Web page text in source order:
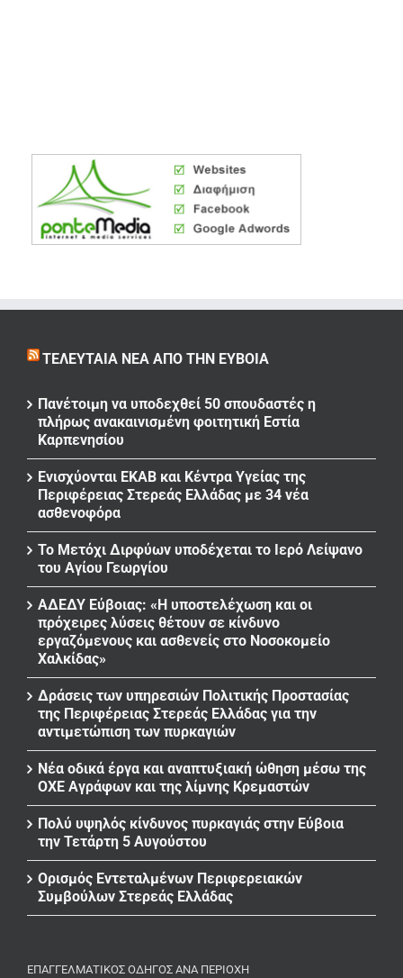
ΤΕΛΕΥΤΑΊΑ ΝΈΑ ΑΠΌ ΤΗΝ ΕΎΒΟΙΑ
Πανέτοιμη να υποδεχθεί 50 σπουδαστές η
πλήρως ανακαινισμένη φοιτητική Εστία
Καρπενησίου
Ενισχύονται ΕΚΑΒ και Κέντρα Υγείας της
Περιφέρειας Στερεάς Ελλάδας με 34 νέα
ασθενοφόρα
Το Μετόχι Διρφύων υποδέχεται το Ιερό Λείψανο
του Αγίου Γεωργίου
ΑΔΕΔΥ Εύβοιας: «Η υποστελέχωση και οι
πρόχειρες λύσεις θέτουν σε κίνδυνο
εργαζόμενους και ασθενείς στο Νοσοκομείο
Χαλκίδας»
Δράσεις των υπηρεσιών Πολιτικής Προστασίας
της Περιφέρειας Στερεάς Ελλάδας για την
αντιμετώπιση των πυρκαγιών
Νέα οδικά έργα και αναπτυξιακή ώθηση μέσω της
ΟΧΕ Αγράφων και της λίμνης Κρεμαστών
Πολύ υψηλός κίνδυνος πυρκαγιάς στην Εύβοια
την Τετάρτη 5 Αυγούστου
Ορισμός Εντεταλμένων Περιφερειακών
Συμβούλων Στερεάς Ελλάδας
ΕΠΑΓΓΕΛΜΑΤΙΚΌΣ ΟΔΗΓΌΣ ΑΝΆ ΠΕΡΙΟΧΉ